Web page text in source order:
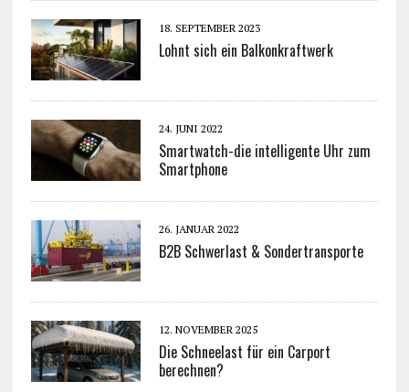
18. SEPTEMBER 2023
Lohnt sich ein Balkonkraftwerk
24. JUNI 2022
Smartwatch-die intelligente Uhr zum
Smartphone
26. JANUAR 2022
B2B Schwerlast & Sondertransporte
12. NOVEMBER 2025
Die Schneelast für ein Carport
berechnen?